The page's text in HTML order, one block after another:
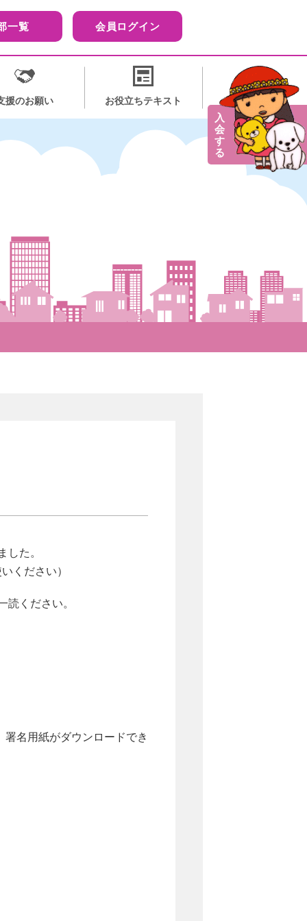
一覧 会員ログイン
援のお願い お役立ちテキスト
入
会
す
る
した。
ください）
ください。
名用紙がダウンロードでき